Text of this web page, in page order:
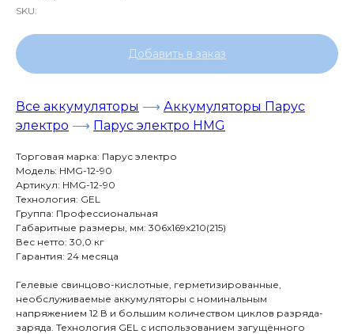
SKU:
Добавить в заказ
Все аккумуляторы ⟶ Аккумуляторы Парус
электро ⟶ Парус электро HMG
Торговая марка: Парус электро
Модель: HMG-12-90
Артикул: HMG-12-90
Технология: GEL
Группа: Профессиональная
Габаритные размеры, мм: 306x169x210(215)
Вес нетто: 30,0 кг
Гарантия: 24 месяца
Гелевые свинцово-кислотные, герметизированные,
необслуживаемые аккумуляторы с номинальным
напряжением 12 В и большим количеством циклов разряда-
заряда. Технология GEL с использованием загущённого